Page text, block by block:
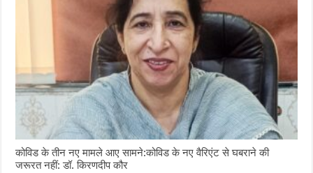
कोविड के तीन नए मामले आए सामने:कोविड के नए वैरिएंट से घबराने की
जरूरत नहीं: डॉ. किरणदीप कौर